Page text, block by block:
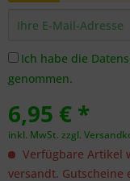
Ich habe die
genommen.
6,95 € *
inkl. MwSt. zzgl.
Verfügbare Artikel
versandt. Gutscheine